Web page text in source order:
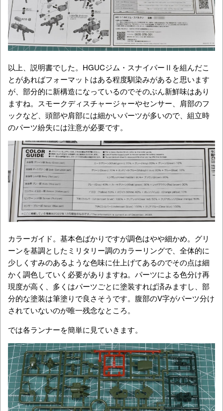
以上、説明書でした。HGUCジム・スナイパーⅡを組んだこ
とがあればフォーマットはある程度馴染みがあると思います
が、部分的に新構造になっているのでそのぶん新鮮味はあり
ますね。スモークディスチャージャーやセンサー、肩部のフ
ックなど、頭部や肩部には細かいパーツが多いので、組立時
のパーツ紛失には注意が必要です。
カラーガイド。基本色ばかりですが調色はやや細かめ。グリ
ーンを基調としたミリタリー調のカラーリングで、全体的に
少しくすみのあるような色味に仕上げてあるのでその点は細
かく調色していく必要がありますね。パーツによる色分け再
現度が高く、多くはパーツごとに塗装すれば済みますし、部
分的な塗装は筆塗りで良さそうです。腹部のV字がパーツ分け
されていないのが唯一残念なところ。
では各ランナーを簡単に見ていきます。